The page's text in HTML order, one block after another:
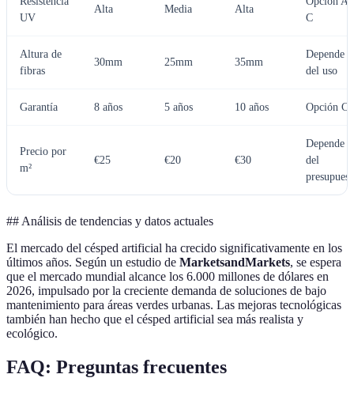
UV
Alta Media Alta
C
Altura de
fibras
30mm 25mm 35mm
Depende
del uso
Garantía 8 años 5 años 10 años Opción C
Precio por
m²
€25 €20 €30
Depende
del
## Análisis de tendencias y datos actuales
El mercado del césped artificial ha crecido significativamente en los
últimos años. Según un estudio de MarketsandMarkets, se espera
que el mercado mundial alcance los 6.000 millones de dólares en
2026, impulsado por la creciente demanda de soluciones de bajo
mantenimiento para áreas verdes urbanas. Las mejoras tecnológicas
también han hecho que el césped artificial sea más realista y
ecológico.
FAQ: Preguntas frecuentes